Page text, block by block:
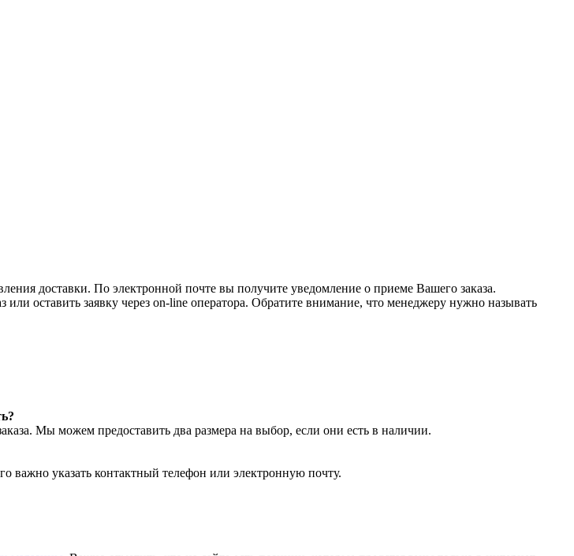
доставки. По электронной почте вы получите уведомление о приеме Вашего заказа.
оставить заявку через on-line оператора. Обратите внимание, что менеджеру нужно называть
Мы можем предоставить два размера на выбор, если они есть в наличии.
важно указать контактный телефон или электронную почту.